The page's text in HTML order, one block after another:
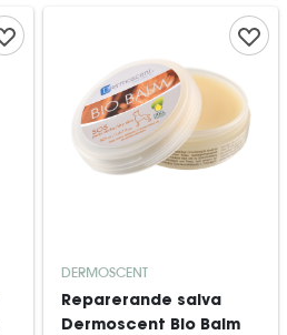
DERMOSCENT
Reparerande salva
Dermoscent Bio Balm